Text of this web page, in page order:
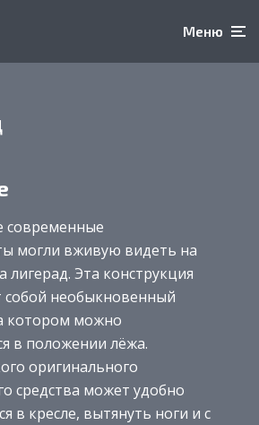
Меню
современные
могли вживую видеть на
лигерад. Эта конструкция
собой необыкновенный
котором можно
в положении лёжа.
оригинального
средства может удобно
в кресле, вытянуть ноги и с